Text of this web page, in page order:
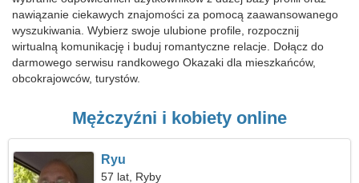
nawiązanie ciekawych znajomości za pomocą zaawansowanego
wyszukiwania. Wybierz swoje ulubione profile, rozpocznij
wirtualną komunikację i buduj romantyczne relacje. Dołącz do
darmowego serwisu randkowego Okazaki dla mieszkańców,
obcokrajowców, turystów.
Mężczyźni i kobiety online
Ryu
57 lat, Ryby